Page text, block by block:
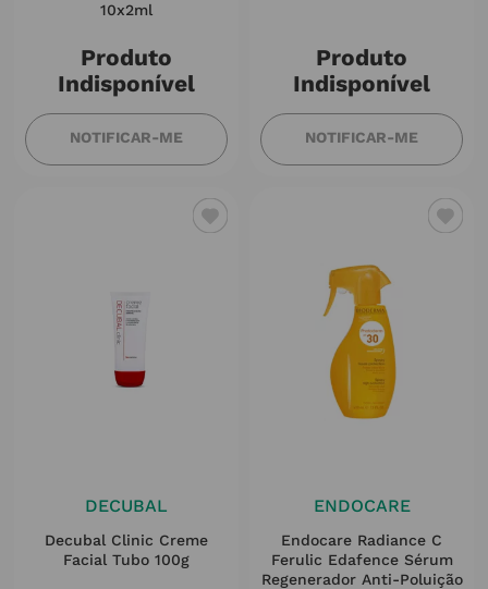
10x2ml
Produto
Indisponível
NOTIFICAR-ME
Produto
Indisponível
NOTIFICAR-ME
DECUBAL
Decubal Clinic Creme
Facial Tubo 100g
ENDOCARE
Endocare Radiance C
Ferulic Edafence Sérum
Regenerador Anti-Poluição